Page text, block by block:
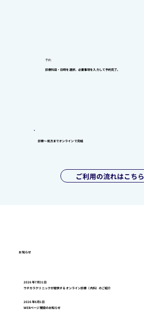
予約
診療科目・日時を選択、必要事項を入力して予約完了。
診察〜処方までオンラインで完結
ご利用の流れはこちら
お知らせ
2026年7月31日
ウチカラクリニックが提供するオンライン診療（内科）のご紹介
2026年6月1日
WEBページ開設のお知らせ